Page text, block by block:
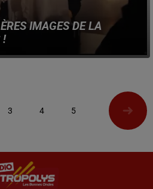
IMAGES DE LA
!
a lieu le samedi 16 mai,
3 4 5